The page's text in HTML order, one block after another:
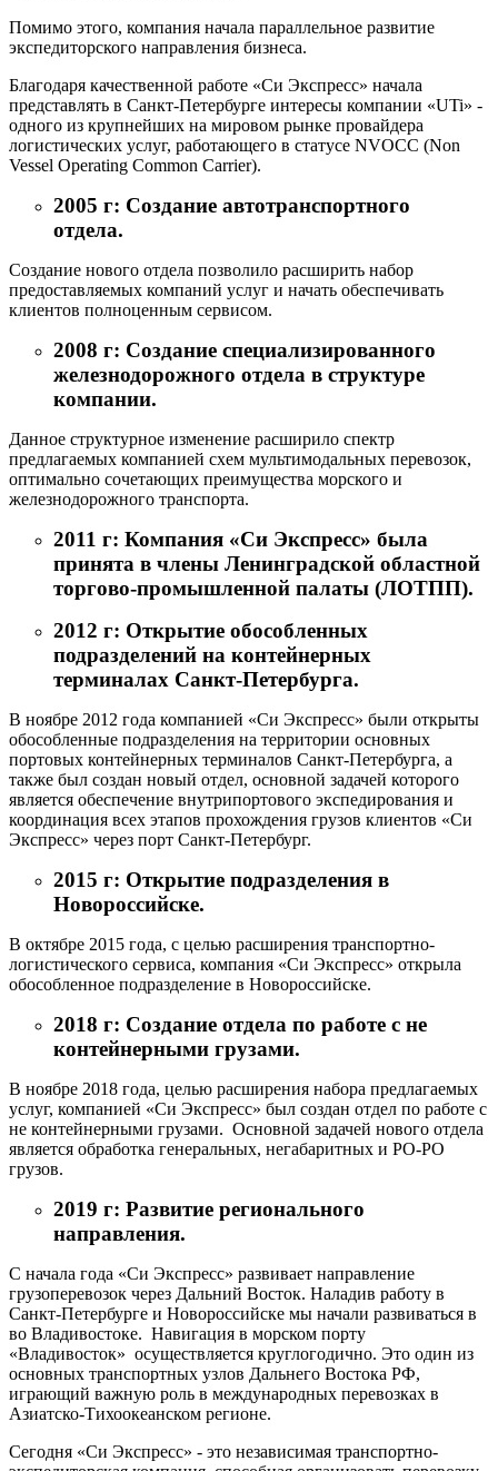
Помимо этого, компания начала параллельное развитие
экспедиторского направления бизнеса.
Благодаря качественной работе «Си Экспресс» начала
представлять в Санкт-Петербурге интересы компании «UTi» -
одного из крупнейших на мировом рынке провайдера
логистических услуг, работающего в статусе NVOCC (Non
Vessel Operating Common Carrier).
2005 г: Создание автотранспортного
отдела.
Создание нового отдела позволило расширить набор
предоставляемых компаний услуг и начать обеспечивать
клиентов полноценным сервисом.
2008 г: Создание специализированного
железнодорожного отдела в структуре
компании.
Данное структурное изменение расширило спектр
предлагаемых компанией схем мультимодальных перевозок,
оптимально сочетающих преимущества морского и
железнодорожного транспорта.
2011 г: Компания «Си Экспресс» была
принята в члены Ленинградской областной
торгово-промышленной палаты (ЛОТПП).
2012 г: Открытие обособленных
подразделений на контейнерных
терминалах Санкт-Петербурга.
В ноябре 2012 года компанией «Си Экспресс» были открыты
обособленные подразделения на территории основных
портовых контейнерных терминалов Санкт-Петербурга, а
также был создан новый отдел, основной задачей которого
является обеспечение внутрипортового экспедирования и
координация всех этапов прохождения грузов клиентов «Си
Экспресс» через порт Санкт-Петербург.
2015 г: Открытие подразделения в
Новороссийске.
В октябре 2015 года, с целью расширения транспортно-
логистического сервиса, компания «Си Экспресс» открыла
обособленное подразделение в Новороссийске.
2018 г: Создание отдела по работе с не
контейнерными грузами.
В ноябре 2018 года, целью расширения набора предлагаемых
услуг, компанией «Си Экспресс» был создан отдел по работе с
не контейнерными грузами. Основной задачей нового отдела
является обработка генеральных, негабаритных и РО-РО
грузов.
2019 г: Развитие регионального
направления.
С начала года «Си Экспресс» развивает направление
грузоперевозок через Дальний Восток. Наладив работу в
Санкт-Петербурге и Новороссийске мы начали развиваться в
во Владивостоке. Навигация в морском порту
«Владивосток» осуществляется круглогодично. Это один из
основных транспортных узлов Дальнего Востока РФ,
играющий важную роль в международных перевозках в
Азиатско-Тихоокеанском регионе.
Сегодня «Си Экспресс» - это независимая транспортно-